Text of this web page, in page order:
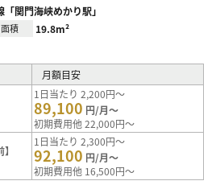
関門海峡めかり駅」
面積 19.8m²
月額目安
1日当たり 2,200円～
89,100 円/月～
初期費用他 22,000円～
1日当たり 2,300円～
92,100 円/月～
初期費用他 16,500円～